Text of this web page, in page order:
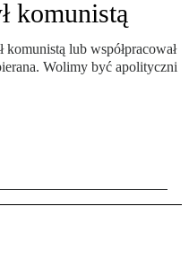
komunistą
lub współpracował
Wolimy być apolityczni